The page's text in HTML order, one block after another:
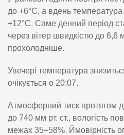
до +6°C, а вдень
+12°C. Саме денний період
через вітер швидкістю до 6,6
прохолодніше.
Увечері температура
очікується о 20:07.
Атмосферний тиск протягом
до 740 мм рт. ст., вологість
межах 35–58%. Ймовірність